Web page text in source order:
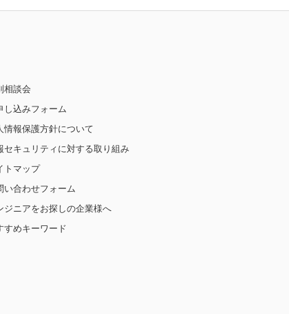
相談会
し込みフォーム
情報保護方針について
セキュリティに対する取り組み
トマップ
い合わせフォーム
ジニアをお探しの企業様へ
すめキーワード